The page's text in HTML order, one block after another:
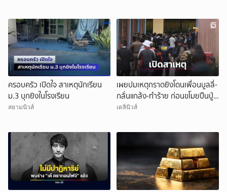
ครอบครัว เปิดใจ สาเหตุนักเรียน
ม.3 บุกยิงในโรงเรียน
สยามนิวส์
เผยปมเหตุกราดยิงโดนเพื่อนบูลลี่-
กลั่นแกล้ง-ทำร้าย ก่อนขโมยปืนปู่
ก่อเหตุ
เดลินิวส์